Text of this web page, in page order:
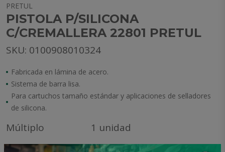
PRETUL
PISTOLA P/SILICONA
C/CREMALLERA 22801 PRETUL
SKU: 0100908010324
Fabricada en lámina de acero.
Sistema de barra lisa.
Para cartuchos tamaño estándar y aplicaciones de selladores
de silicona.
Múltiplo 1 unidad